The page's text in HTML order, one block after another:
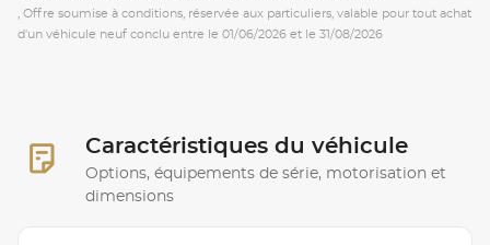
, Offre soumise à conditions, réservée aux particuliers, valable pour tout achat
d'un véhicule neuf conclu entre le 01/06/2026 et le 31/08/2026
Caractéristiques du véhicule
Options, équipements de série, motorisation et
dimensions